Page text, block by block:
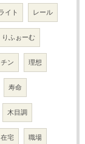
イト レール
りふぉーむ
ン 理想
寿命
木目調
在宅 職場